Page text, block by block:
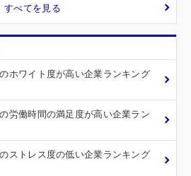
すべてを見る
ホワイト度が高い企業ランキング
労働時間の満足度が高い企業ラン
ストレス度の低い企業ランキング